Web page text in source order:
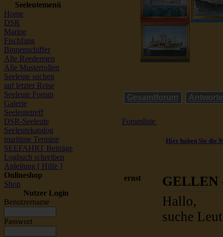
Seeleutemenü
Home
DSR
Marine
Fischfang
Binnenschiffer
Alle Reedereien
Alle Musterrollen
Seeleute suchen
auf letzter Reise
Seeleute Forum
Galerie
Seeleutetreff
DSR-Seeleute
Seeleutekatalog
maritime Termine
SEEFAHRT Beiträge
Logbuch schreiben
Anleitung [ Hilfe ]
Onlineshop
Shop
Nutzer Login
Benutzername
Passwort
Gesamtforum
Forumliste
Hier haben Sie die
ernst GELLEN
Hallo,
suche